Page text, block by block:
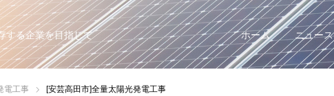
する企業を目指して ホーム ニュース
電工事 [安芸高田市]全量太陽光発電工事